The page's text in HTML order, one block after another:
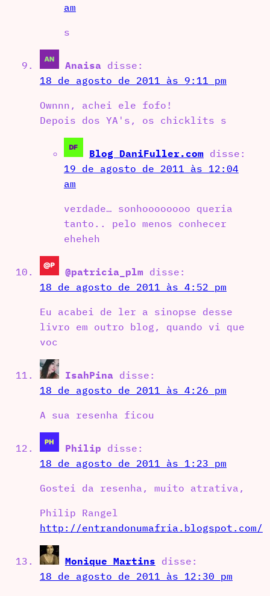
am
s
Anaisa disse:
18 de agosto de 2011 às 9:11 pm
Ownnn, achei ele fofo!
Depois dos YA's, os chicklits s
Blog DaniFuller.com disse:
19 de agosto de 2011 às 12:04
am
verdade… sonhoooooooo queria
tanto.. pelo menos conhecer
eheheh
@patricia_plm disse:
18 de agosto de 2011 às 4:52 pm
Eu acabei de ler a sinopse desse
livro em outro blog, quando vi que
voc
IsahPina disse:
18 de agosto de 2011 às 4:26 pm
A sua resenha ficou
Philip disse:
18 de agosto de 2011 às 1:23 pm
Gostei da resenha, muito atrativa,
Philip Rangel
http://entrandonumafria.blogspot.com/
Monique Martins disse:
18 de agosto de 2011 às 12:30 pm